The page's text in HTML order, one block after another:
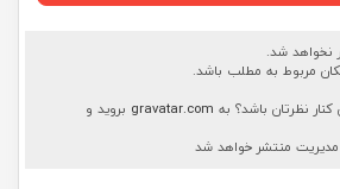
نخواهد شد.
مربوط به مطلب باشد.
نظرتان باشد؟ به gravatar.com بروید و
مدیریت منتشر خواهد شد